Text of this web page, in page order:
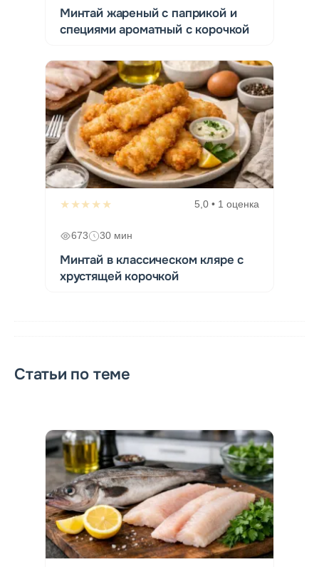
Минтай жареный с паприкой и
специями ароматный с корочкой
★★★★★ 5,0 • 1 оценка
673 30 мин
Минтай в классическом кляре с
хрустящей корочкой
Статьи по теме